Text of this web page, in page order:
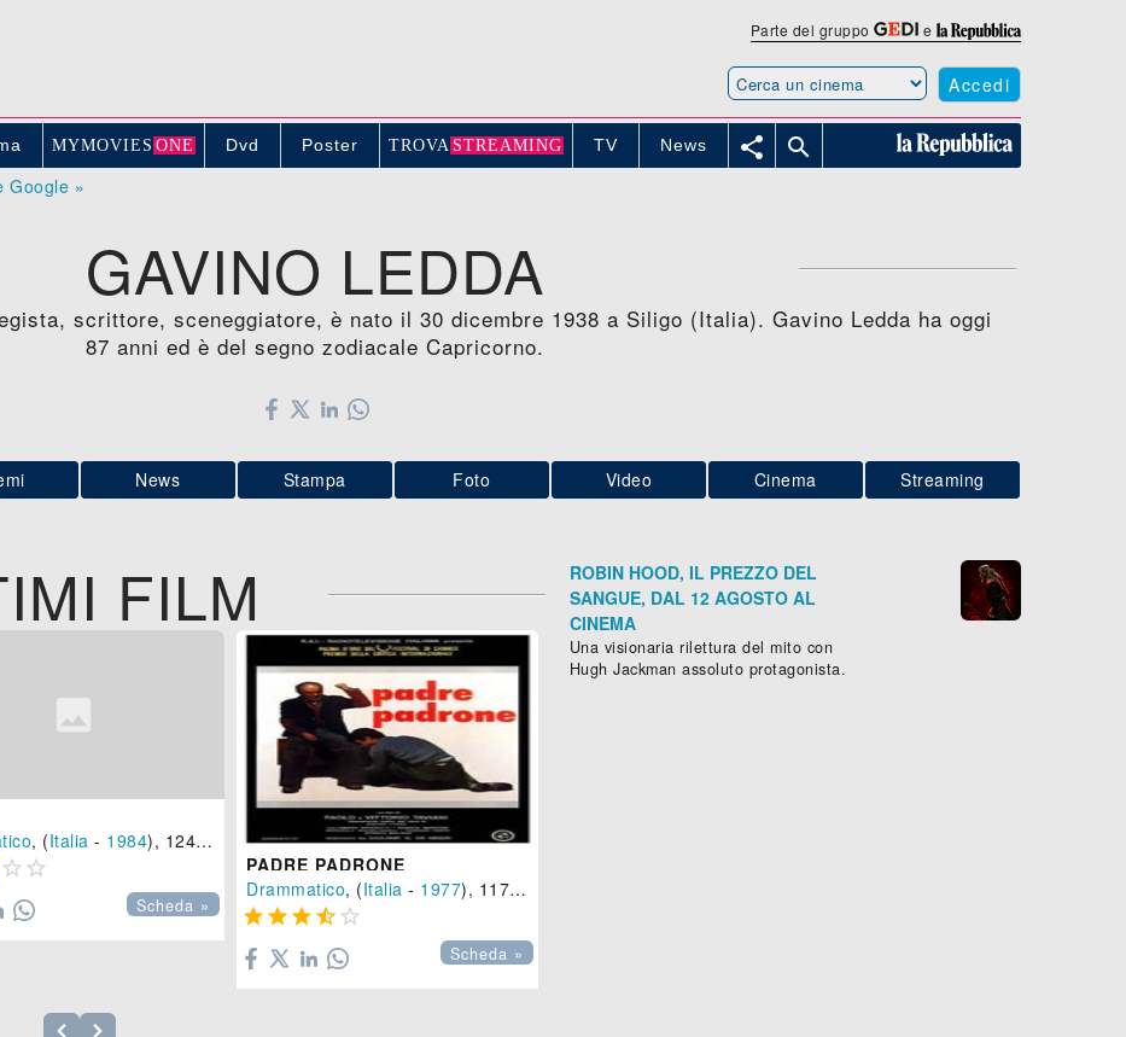
Parte del gruppo e
Accedi
MYMOVIE S ONE Dvd Poster TROVA STREAMING TV News  
Google »
GAVINO LEDDA
scrittore, sceneggiatore, è nato il 30 dicembre 1938 a Siligo (Italia). Gavino Ledda ha oggi
87 anni ed è del segno zodiacale Capricorno.
News Stampa Foto Video Cinema Streaming
FILM
, (Italia - 1984), 124 min.
 
Scheda »
PADRE PADRONE
Drammatico, (Italia - 1977), 117 min.
    
Scheda »
ROBIN HOOD, IL PREZZO DEL
SANGUE, DAL 12 AGOSTO AL
CINEMA
Una visionaria rilettura del mito con
Hugh Jackman assoluto protagonista.